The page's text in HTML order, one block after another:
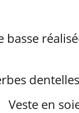
basse
Veste en